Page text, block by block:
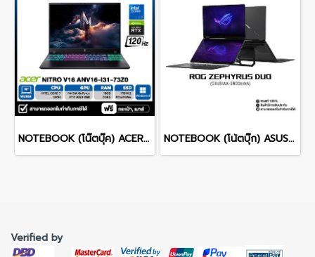
NOTEBOOK (โน๊ตบุ๊ค) ACER NITRO V 16 ANV16-I31-73Z0 16-inch WUXGA/CORE 7 240H/16GB/SSD 1TB/RTX 5060/WINDOWS 11 รับประกันซ่อมฟรีถึงบ้าน 3ปี NOTEBOOK (โน้ตบุ๊ก) ASUS ROG ZEPHYRUS DUO 16 GX651AX-SR006WA 16" 3K OLED 120Hz Touchscreen/ULTRA 9 386H/64GB/SSD 2TB/RTX 5090/WINDOWS 11+MS OFFICE รับประกันศูนย์ไทย 3ปี
Verified by